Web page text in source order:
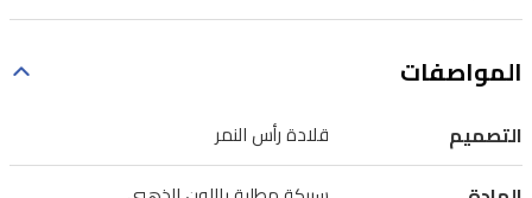
يجعلها
قطعة
مثالية
تضفي
طابعاً
المواصفات
التصميم قلادة رأس النمر